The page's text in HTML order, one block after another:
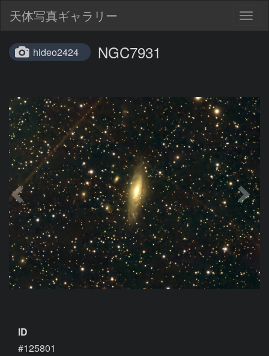
天体写真ギャラリー
hideo2424 NGC7931
ID
#125801